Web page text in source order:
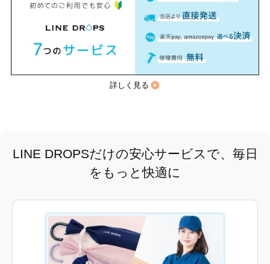
詳しく見る
LINE DROPSだけの安心サービスで、毎日
をもっと快適に